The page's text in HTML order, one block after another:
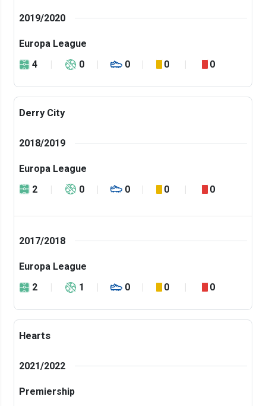
2019/2020
Europa League
4
0 0 0 0
Derry City
2018/2019
Europa League
2
0 0 0 0
2017/2018
Europa League
2
1 0 0 0
Hearts
2021/2022
Premiership